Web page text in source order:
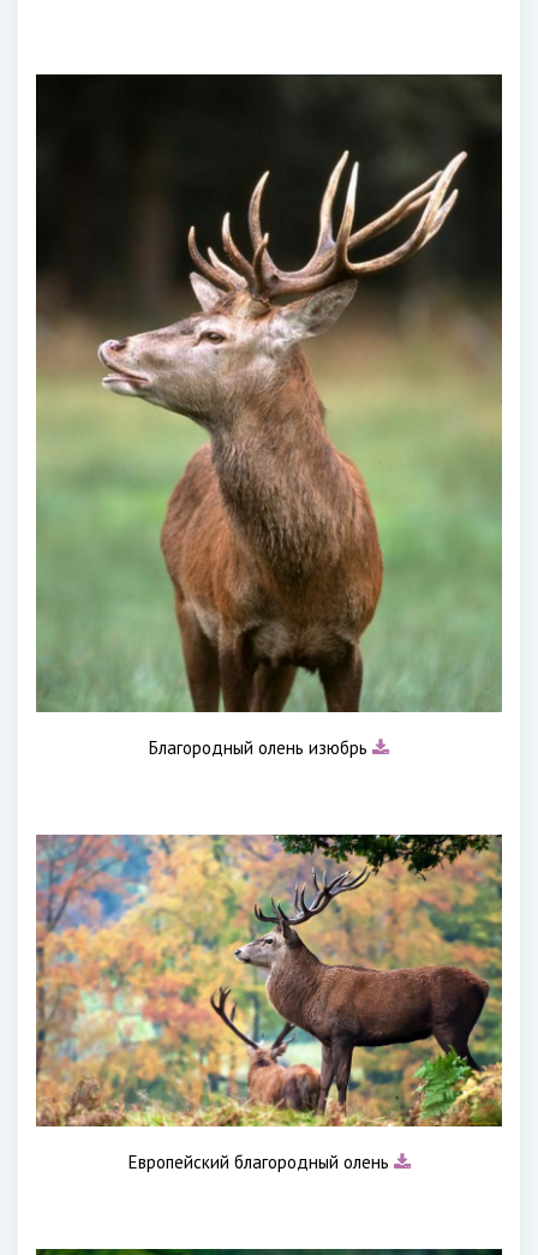
Благородный олень изюбрь
Европейский благородный олень